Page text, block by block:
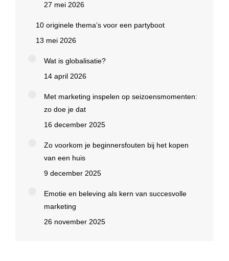
27 mei 2026
10 originele thema’s voor een partyboot
13 mei 2026
Wat is globalisatie?
14 april 2026
Met marketing inspelen op seizoensmomenten:
zo doe je dat
16 december 2025
Zo voorkom je beginnersfouten bij het kopen
van een huis
9 december 2025
Emotie en beleving als kern van succesvolle
marketing
26 november 2025